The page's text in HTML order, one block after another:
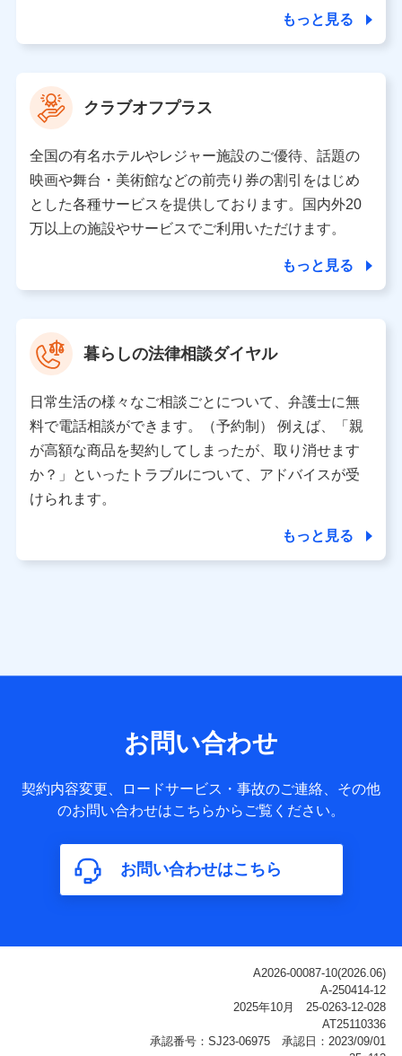
上記に係る案内・手続き・管理等付帯業務を行うため
【当該個人データの管理について責任を有する者の名称・住
所・代表者名】
当該個人データを取り扱う各共同利用者（詳細は次のとお
り）
東京都千代田区永田町2丁目11番1号 山王パークタワー
株式会社NTTドコモ 代表取締役社長 前田 義晃
東京都中央区日本橋人形町2-14-10 アーバンネット日本橋
ビル 3F
※ 当社および株式会社NTTドコモは、お客さまの情報を利
データ憲章」に定める行動原則を順守します 。
※ パーソナルデータダッシュボードの「第三者提供の管
理」の設定状態にかかわらず、共同利用する場合がありま
※ dポイントクラブ会員ではないお客さま（2019年12月11
日以降、一度もdポイントクラブ会員であったことがないお
個人データは、こちら の利用目的の範囲内に限って共同利
用します。
サービス提供等を通じて取得した、以下の情報などの個人デ
基本情報
氏名、電話番号、メールアドレス、お客さまの識別子、
属性、連絡先、dポイントサービスのご利用に関する情
構成、住所、dポイント残高、dポイント利用履歴などが
含まれます。
利用情報
ご契約状態・ご利用履歴インターネット利用時の行動に
関する情報、アプリケーション利用時の行動に関する情
報、購入されたサービスや商品の名称・購入場所・決済
に関する情報、アンケートの回答に関する情報などが含
もっと見る
クラブオフプラス
全国の有名ホテルやレジャー施設のご優待、話題の
映画や舞台・美術館などの前売り券の割引をはじめ
とした各種サービスを提供しております。国内外20
万以上の施設やサービスでご利用いただけます。
もっと見る
暮らしの法律相談ダイヤル
日常生活の様々なご相談ごとについて、弁護士に無
料で電話相談ができます。（予約制） 例えば、「親
が高額な商品を契約してしまったが、取り消せます
か？」といったトラブルについて、アドバイスが受
けられます。
もっと見る
お問い合わせ
契約内容変更、ロードサービス・事故のご連絡、その他
のお問い合わせはこちらからご覧ください。
お問い合わせはこちら